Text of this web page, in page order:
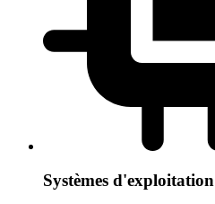
Systèmes d'exploitation